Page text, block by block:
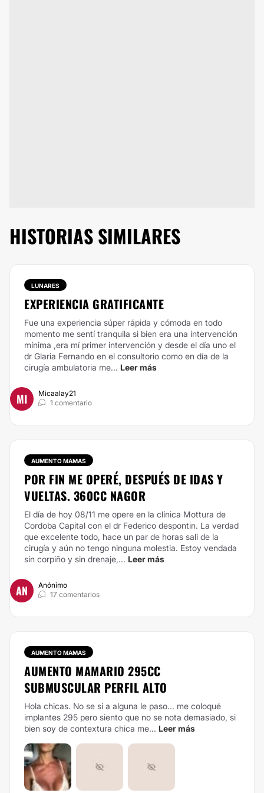
HISTORIAS SIMILARES
LUNARES
EXPERIENCIA GRATIFICANTE
Fue una experiencia súper rápida y cómoda en todo
momento me sentí tranquila si bien era una intervención
mínima ,era mí primer intervención y desde el día uno el
dr Glaria Fernando en el consultorio como en día de la
cirugía ambulatoria me... Leer más
MI
Micaalay21
1 comentario
AUMENTO MAMAS
POR FIN ME OPERÉ, DESPUÉS DE IDAS Y
VUELTAS. 360CC NAGOR
El día de hoy 08/11 me opere en la clínica Mottura de
Cordoba Capital con el dr Federico despontin. La verdad
que excelente todo, hace un par de horas sali de la
cirugía y aún no tengo ninguna molestia. Estoy vendada
sin corpiño y sin drenaje,... Leer más
AN
Anónimo
17 comentarios
AUMENTO MAMAS
AUMENTO MAMARIO 295CC
SUBMUSCULAR PERFIL ALTO
Hola chicas. No se si a alguna le paso... me coloqué
implantes 295 pero siento que no se nota demasiado, si
bien soy de contextura chica me... Leer más